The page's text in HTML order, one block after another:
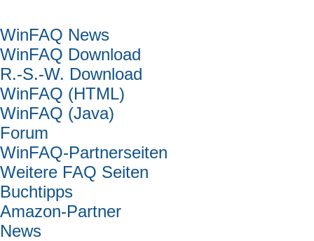
WinFAQ News
WinFAQ Download
R.-S.-W. Download
WinFAQ (HTML)
WinFAQ (Java)
Forum
WinFAQ-Partnerseiten
Weitere FAQ Seiten
Buchtipps
Amazon-Partner
News